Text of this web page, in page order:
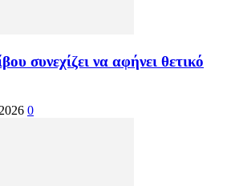
συνεχίζει να αφήνει θετικό
0